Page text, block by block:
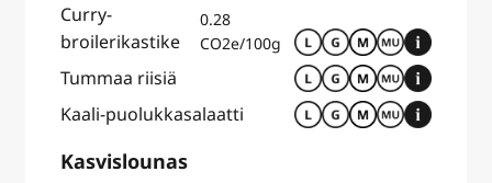
Curry-
broilerikastike
0.28
CO2e/100g
Tummaa riisiä
Kaali-puolukkasalaatti
Kasvislounas